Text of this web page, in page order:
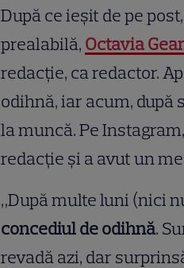
După ce ieșit de pe
prealabilă, Octavia
redacție, ca redactor.
odihnă, iar acum, după
la muncă. Pe
redacție și a avut un
„După multe luni (nici
concediul de odihnă.
revadă azi, dar